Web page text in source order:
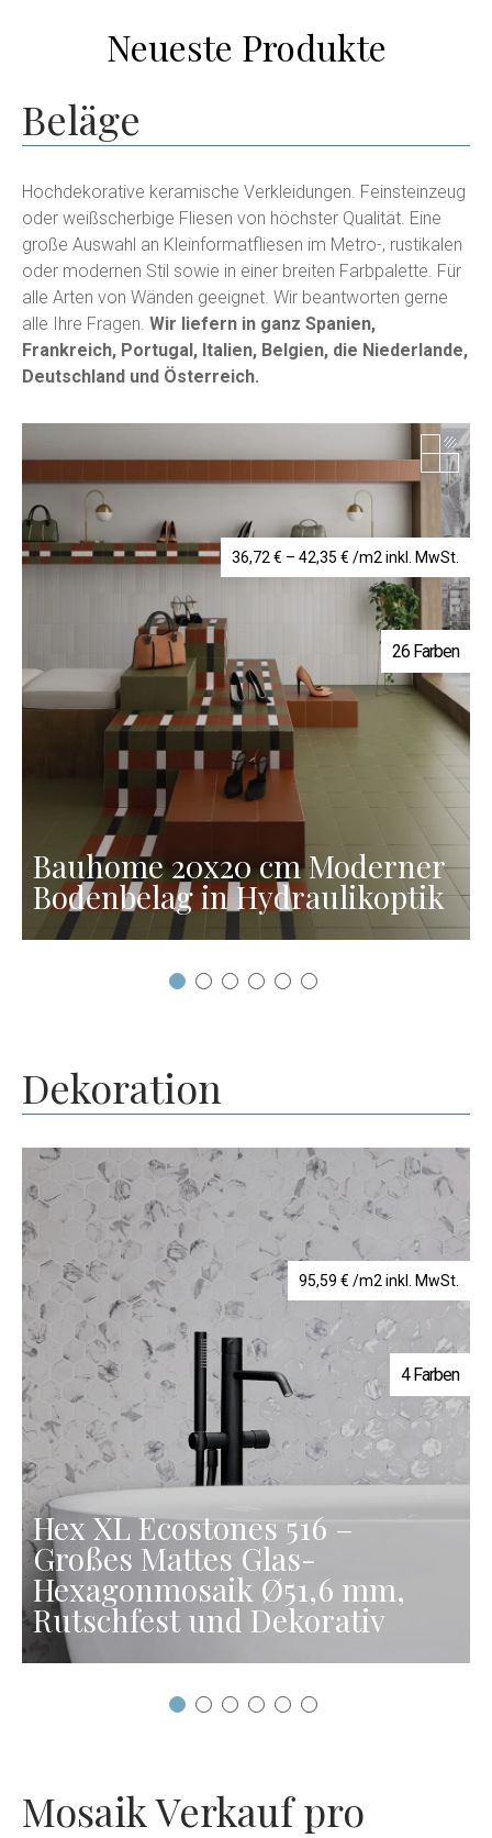
Neueste Produkte
Beläge
Hochdekorative keramische Verkleidungen. Feinsteinzeug
oder weißscherbige Fliesen von höchster Qualität. Eine
große Auswahl an Kleinformatfliesen im Metro-, rustikalen
oder modernen Stil sowie in einer breiten Farbpalette. Für
alle Arten von Wänden geeignet. Wir beantworten gerne
alle Ihre Fragen. Wir liefern in ganz Spanien,
Frankreich, Portugal, Italien, Belgien, die Niederlande,
Deutschland und Österreich.
36,72 € – 42,35 € Preisspanne:
36,72 €
42,35 €
/m2 inkl. MwSt.
26 Farben
Bauhome 20x20 cm Moderner
Bodenbelag in Hydraulikoptik
Dekoration
95,59 € /m2 inkl. MwSt.
4 Farben
Hex XL Ecostones 516 –
Großes Mattes Glas-
Hexagonmosaik Ø51,6 mm,
Rutschfest und Dekorativ
Mosaik Verkauf pro